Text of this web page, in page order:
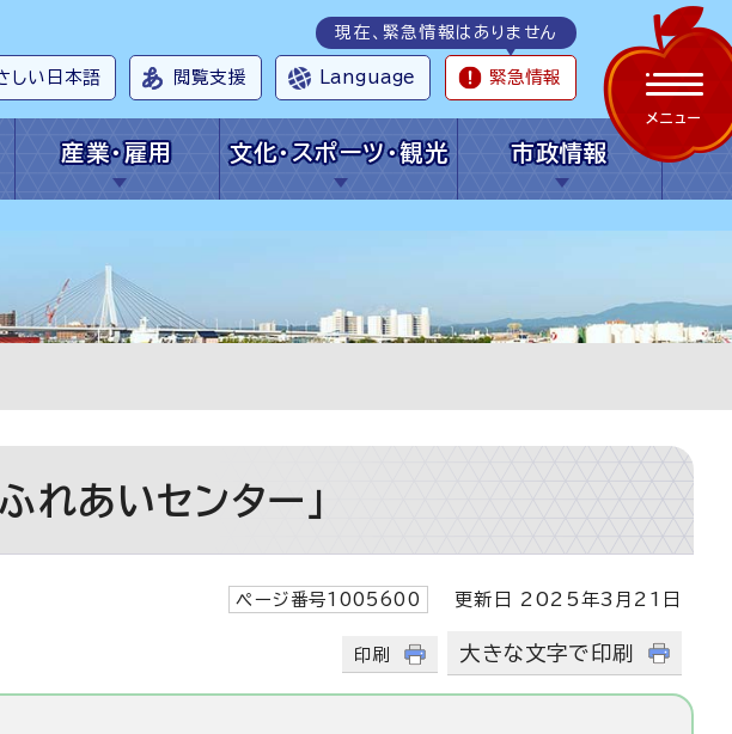
現在、緊急情報はありません
しい日本語 閲覧支援 Language 緊急情報
メニュー
産業・雇用 文化・スポーツ・観光 市政情報
れあいセンター」
ページ番号1005600 更新日 2025年3月21日
印刷 大きな文字で印刷